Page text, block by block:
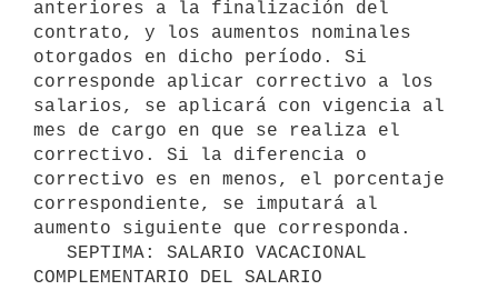
anteriores a la finalización del
contrato, y los aumentos nominales
otorgados en dicho período. Si
corresponde aplicar correctivo a los
salarios, se aplicará con vigencia al
mes de cargo en que se realiza el
correctivo. Si la diferencia o
correctivo es en menos, el porcentaje
correspondiente, se imputará al
aumento siguiente que corresponda.
COMPLEMENTARIO DEL SALARIO